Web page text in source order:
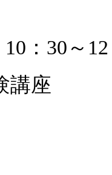
：30～
講座